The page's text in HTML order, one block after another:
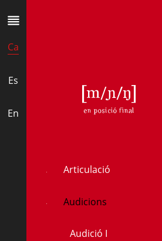
Ca
Es
En ŋ
Articulació
Audicions
Audició I